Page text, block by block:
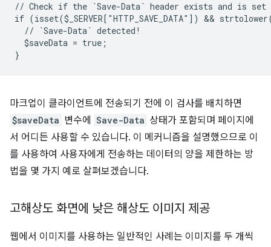
// Check if the `Save-Data` header exists and is
if (isset($_SERVER["HTTP_SAVE_DATA"]) &&
  // `Save-Data` detected!
  $saveData = true;
}
마크업이 클라이언트에 전송되기 전에 이 검사를 배치하면
$saveData 변수에 Save-Data 상태가 포함되며 페이지에
서 어디든 사용할 수 있습니다. 이 메커니즘을 설명했으므로 이
를 사용하여 사용자에게 전송하는 데이터의 양을 제한하는 방
법을 몇 가지 예로 살펴보겠습니다.
고해상도 화면에 낮은 해상도 이미지 제공
웹에서 이미지를 사용하는 일반적인 사례는 이미지를 두 개씩